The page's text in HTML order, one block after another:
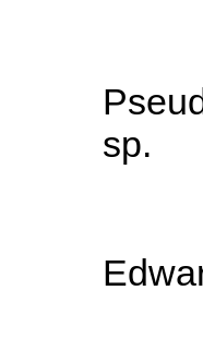
sp.